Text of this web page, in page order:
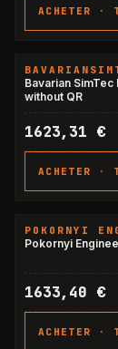
ACHETER ·
RUPTURE
Bavarian
without QR
1623,31 €
ACHETER ·
POKORNYI
Pokornyi
1633,40 €
ACHETER ·